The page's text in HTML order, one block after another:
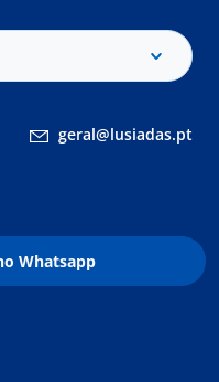
geral@lusiadas.pt
Whatsapp